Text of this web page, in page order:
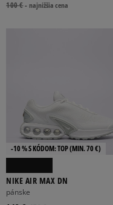
100 €-najnižšia cena
-10 % S KÓDOM: TOP (MIN. 70 €)
NIKE AIR MAX DN
pánske